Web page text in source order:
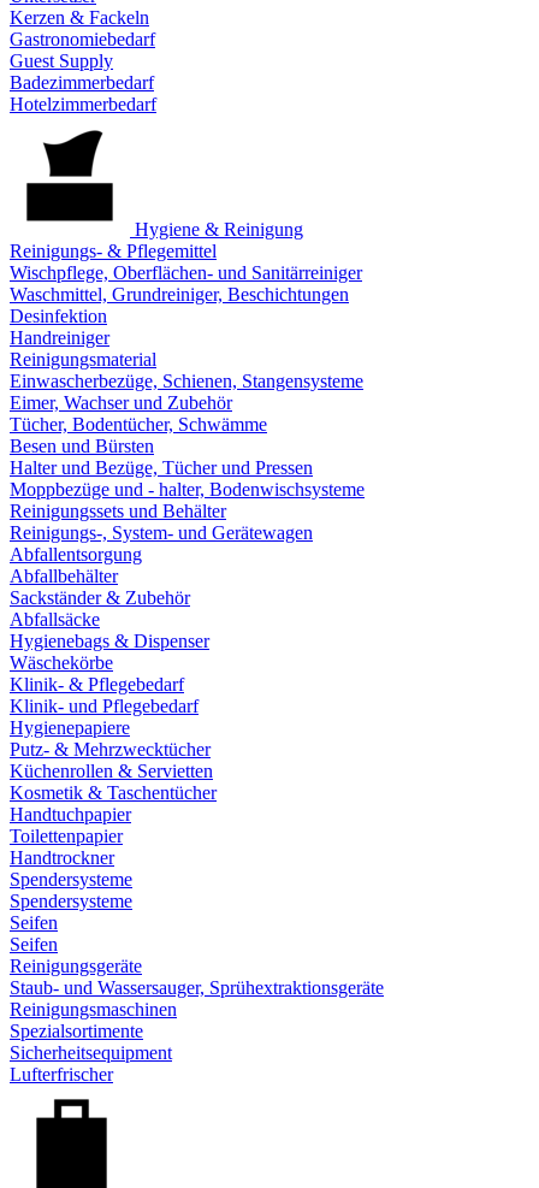
Kerzen & Fackeln
Gastronomiebedarf
Guest Supply
Badezimmerbedarf
Hotelzimmerbedarf
Hygiene & Reinigung
Reinigungs- & Pflegemittel
Wischpflege, Oberflächen- und Sanitärreiniger
Waschmittel, Grundreiniger, Beschichtungen
Desinfektion
Handreiniger
Reinigungsmaterial
Einwascherbezüge, Schienen, Stangensysteme
Eimer, Wachser und Zubehör
Tücher, Bodentücher, Schwämme
Besen und Bürsten
Halter und Bezüge, Tücher und Pressen
Moppbezüge und - halter, Bodenwischsysteme
Reinigungssets und Behälter
Reinigungs-, System- und Gerätewagen
Abfallentsorgung
Abfallbehälter
Sackständer & Zubehör
Abfallsäcke
Hygienebags & Dispenser
Wäschekörbe
Klinik- & Pflegebedarf
Klinik- und Pflegebedarf
Hygienepapiere
Putz- & Mehrzwecktücher
Küchenrollen & Servietten
Kosmetik & Taschentücher
Handtuchpapier
Toilettenpapier
Handtrockner
Spendersysteme
Spendersysteme
Seifen
Seifen
Reinigungsgeräte
Staub- und Wassersauger, Sprühextraktionsgeräte
Reinigungsmaschinen
Spezialsortimente
Sicherheitsequipment
Lufterfrischer